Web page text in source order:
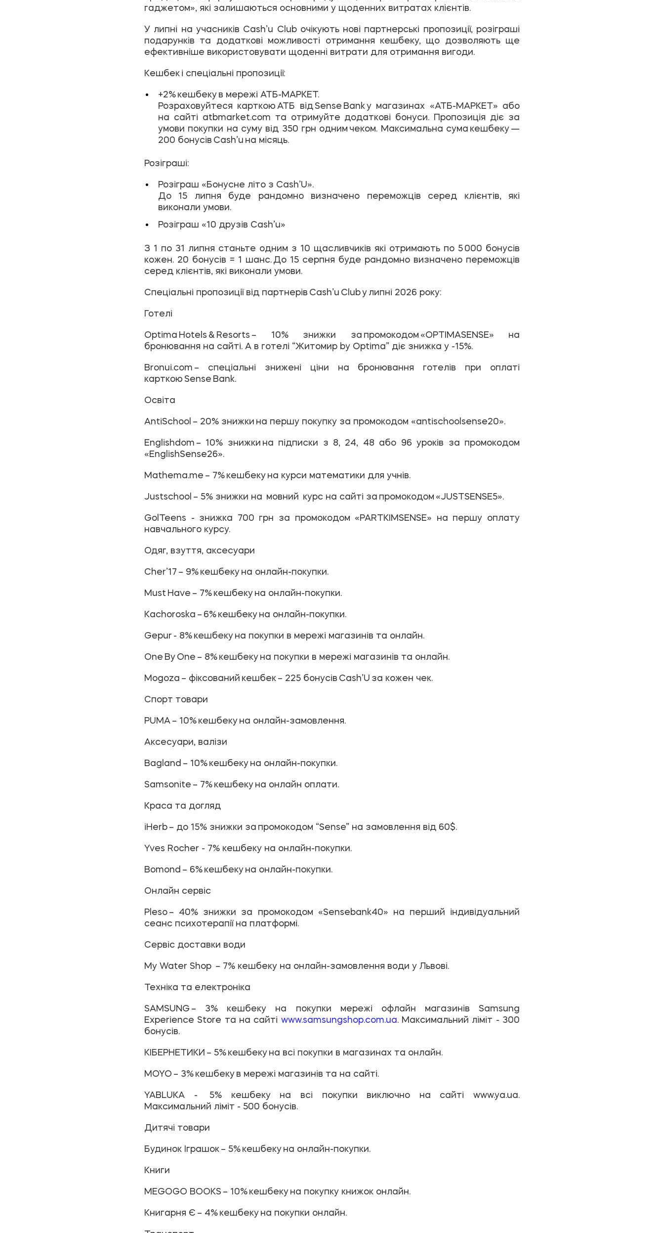
гаджетом», які залишаються основними у щоденних витратах клієнтів.
У липні на учасників Cash’u Club очікують нові партнерські пропозиції, розіграші
подарунків та додаткові можливості отримання кешбеку, що дозволяють ще
ефективніше використовувати щоденні витрати для отримання вигоди.
Кешбек і спеціальні пропозиції:
+2% кешбеку в мережі АТБ-МАРКЕТ.
Розраховуйтеся карткою АТБ від Sense Bank у магазинах «АТБ-МАРКЕТ» або
на сайті atbmarket.com та отримуйте додаткові бонуси. Пропозиція діє за
умови покупки на суму від 350 грн одним чеком. Максимальна сума кешбеку —
200 бонусів Cash’u на місяць.
Розіграші:
Розіграш «Бонусне літо з Cash’U».
До 15 липня буде рандомно визначено переможців серед клієнтів, які
виконали умови.
Розіграш «10 друзів Cash’u»
З 1 по 31 липня станьте одним з 10 щасливчиків які отримають по 5 000 бонусів
кожен. 20 бонусів = 1 шанс. До 15 серпня буде рандомно визначено переможців
серед клієнтів, які виконали умови.
Спеціальні пропозиції від партнерів Cash’u Club у липні 2026 року:
Готелі
Optima Hotels & Resorts – 10% знижки за промокодом «OPTIMASENSE» на
бронювання на сайті. А в готелі “Житомир by Optima” діє знижка у -15%.
Bronui.com – спеціальні знижені ціни на бронювання готелів при оплаті
карткою Sense Bank.
Освіта
AntiSchool – 20% знижки на першу покупку за промокодом «antischoolsense20».
Englishdom – 10% знижки на підписки з 8, 24, 48 або 96 уроків за промокодом
«EnglishSense26».
Mathema.me – 7% кешбеку на курси математики для учнів.
Justschool – 5% знижки на мовний курс на сайті за промокодом «JUSTSENSE5».
GolTeens - знижка 700 грн за промокодом «PARTKIMSENSE» на першу оплату
навчального курсу.
Одяг, взуття, аксесуари
Cher’17 – 9% кешбеку на онлайн-покупки.
Must Have – 7% кешбеку на онлайн-покупки.
Kachoroska – 6% кешбеку на онлайн-покупки.
Gepur - 8% кешбеку на покупки в мережі магазинів та онлайн.
One By One – 8% кешбеку на покупки в мережі магазинів та онлайн.
Mogoza – фіксований кешбек – 225 бонусів Сash’U за кожен чек.
Спорт товари
PUMA – 10% кешбеку на онлайн-замовлення.
Аксесуари, валізи
Bagland – 10% кешбеку на онлайн-покупки.
Samsonite – 7% кешбеку на онлайн оплати.
Краса та догляд
iHerb– до 15% знижки за промокодом “Sense” на замовлення від 60$.
Yves Rocher - 7% кешбеку на онлайн-покупки.
Bomond – 6% кешбеку на онлайн-покупки.
Онлайн сервіс
Pleso– 40% знижки за промокодом «Sensebank40» на перший індивідуальний
сеанс психотерапії на платформі.
Cервіс доставки води
My Water Shop – 7% кешбеку на онлайн-замовлення води у Львові.
Техніка та електроніка
SAMSUNG – 3% кешбеку на покупки мережі офлайн магазинів Samsung
Experience Store та на сайті www.samsungshop.com.ua. Максимальний ліміт - 300
бонусів.
КІБЕРНЕТИКИ – 5% кешбеку на всі покупки в магазинах та онлайн.
MOYO – 3% кешбеку в мережі магазинів та на сайті.
YABLUKA - 5% кешбеку на всі покупки виключно на сайті www.ya.ua.
Максимальний ліміт - 500 бонусів.
Дитячі товари
Будинок Іграшок– 5% кешбеку на онлайн-покупки.
Книги
MEGOGO BOOKS – 10% кешбеку на покупку книжок онлайн.
Книгарня Є – 4% кешбеку на покупки онлайн.